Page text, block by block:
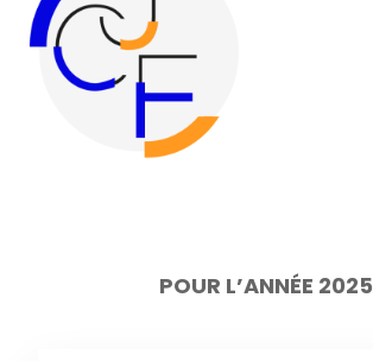
POUR L’ANNÉE 2025